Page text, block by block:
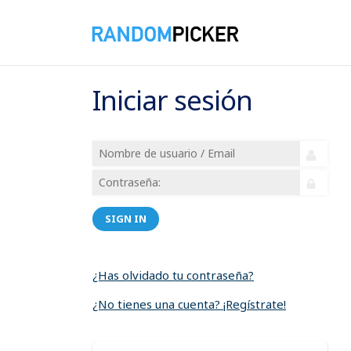
Iniciar sesión
SIGN IN
¿Has olvidado tu contraseña?
¿No tienes una cuenta? ¡Regístrate!